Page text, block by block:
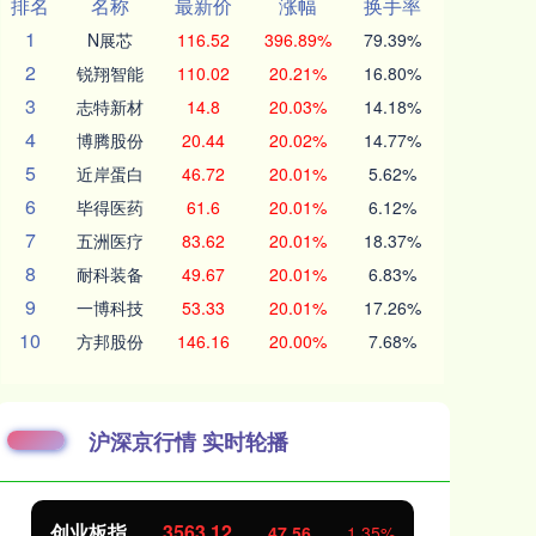
1
N展芯 116.52 396.89% 79.39%
2 锐翔智能 110.02 20.21% 16.80%
3 志特新材 14.8 20.03% 14.18%
4 博腾股份 20.44 20.02% 14.77%
5 近岸蛋白 46.72 20.01% 5.62%
6 毕得医药 61.6 20.01% 6.12%
7 五洲医疗 83.62 20.01% 18.37%
8 耐科装备 49.67 20.01% 6.83%
9 一博科技 53.33 20.01% 17.26%
10 方邦股份 146.16 20.00% 7.68%
沪深京行情 实时轮播